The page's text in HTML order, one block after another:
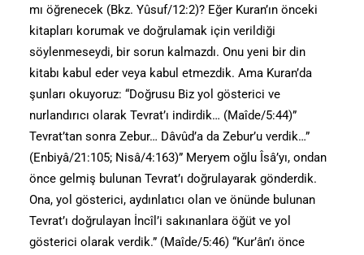
mı öğrenecek (Bkz. Yûsuf/12:2)? Eğer Kuran’ın önceki
kitapları korumak ve doğrulamak için verildiği
söylenmeseydi, bir sorun kalmazdı. Onu yeni bir din
kitabı kabul eder veya kabul etmezdik. Ama Kuran’da
şunları okuyoruz: “Doğrusu Biz yol gösterici ve
nurlandırıcı olarak Tevrat’ı indirdik… (Maîde/5:44)”
Tevrat’tan sonra Zebur… Dâvûd’a da Zebur’u verdik…”
(Enbiyâ/21:105; Nisâ/4:163)” Meryem oğlu Îsâ’yı, ondan
önce gelmiş bulunan Tevrat’ı doğrulayarak gönderdik.
Ona, yol gösterici, aydınlatıcı olan ve önünde bulunan
Tevrat’ı doğrulayan İncîl’i sakınanlara öğüt ve yol
gösterici olarak verdik.” (Maîde/5:46) “Kur’ân’ı önce